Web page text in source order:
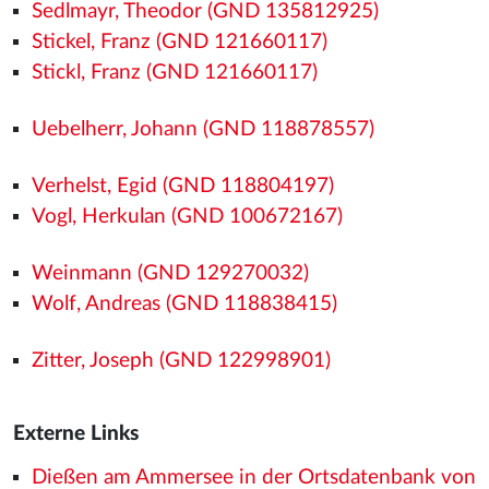
Sedlmayr, Theodor (GND 135812925)
Stickel, Franz (GND 121660117)
Stickl, Franz (GND 121660117)
Uebelherr, Johann (GND 118878557)
Verhelst, Egid (GND 118804197)
Vogl, Herkulan (GND 100672167)
Weinmann (GND 129270032)
Wolf, Andreas (GND 118838415)
Zitter, Joseph (GND 122998901)
Externe Links
Dießen am Ammersee in der Ortsdatenbank von